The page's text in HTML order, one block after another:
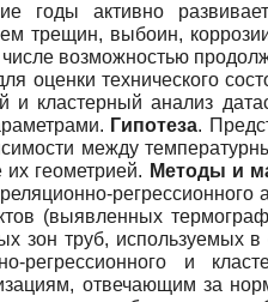
годы активно
трещин, выбоин,
возможностью
оценки технического
и кластерный анализ
Гипотеза.
между
геометрией. Методы и
регрессионного
(выявленных
зон труб, используемых
регрессионного и
отвечающим за